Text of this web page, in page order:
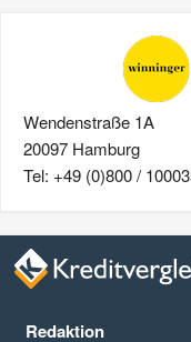
Wendenstraße 1A
20097 Hamburg
Tel: +49 (0)800 /
Redaktion